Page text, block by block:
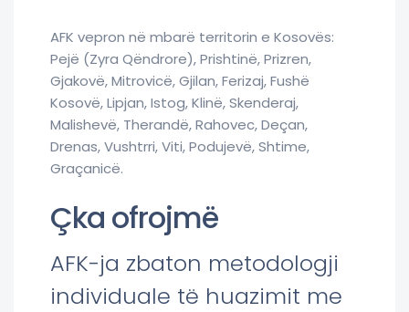
AFK vepron në mbarë territorin e Kosovës:
Pejë (Zyra Qëndrore), Prishtinë, Prizren,
Gjakovë, Mitrovicë, Gjilan, Ferizaj, Fushë
Kosovë, Lipjan, Istog, Klinë, Skenderaj,
Malishevë, Therandë, Rahovec, Deçan,
Drenas, Vushtrri, Viti, Podujevë, Shtime,
Graçanicë.
Çka ofrojmë
AFK-ja zbaton metodologji
individuale të huazimit me